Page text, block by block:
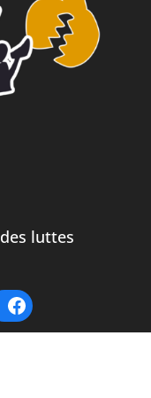
luttes
Facebook